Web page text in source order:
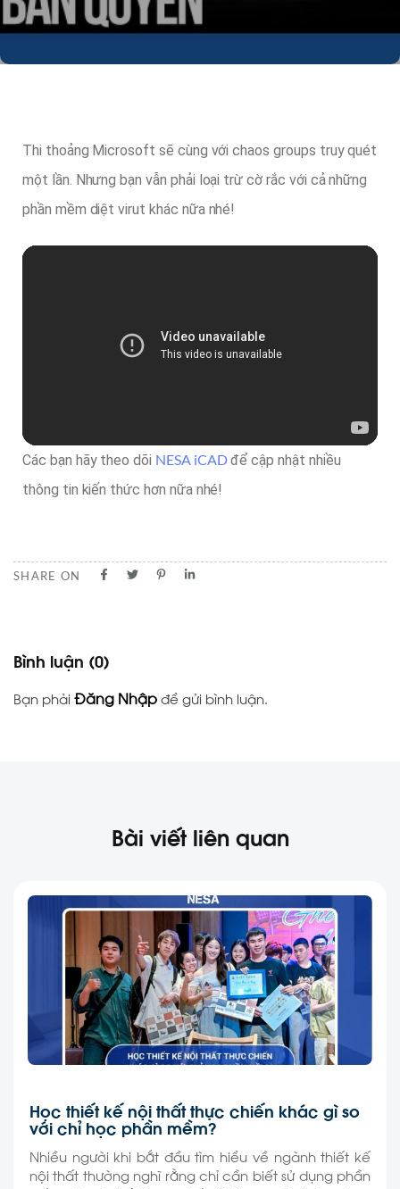
Thi thoảng Microsoft sẽ cùng với chaos groups truy quét
một lần. Nhưng bạn vẫn phải loại trừ cờ rắc với cả những
phần mềm diệt virut khác nữa nhé!
Các bạn hãy theo dõi NESA iCADđể cập nhật nhiều
thông tin kiến thức hơn nữa nhé!
SHARE ON
Bình luận (0)
Bạn phải Đăng Nhậpđể gửi bình luận.
Bài viết liên quan
Học thiết kế nội thất thực chiến khác gì so
với chỉ học phần mềm?
Nhiều người khi bắt đầu tìm hiểu về ngành thiết kế
nội thất thường nghĩ rằng chỉ cần biết sử dụng phần